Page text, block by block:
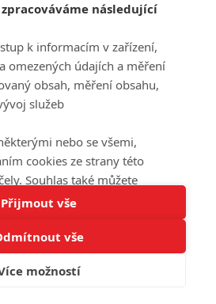
soubory cookies.
Slavík, e-mailserialy@fandimefilmu.cz
našem webu napište nám na e-mail
používání cookies |Pravidla webu
nastavení soukromí
/ All rights reserved /
Lýskova 2073/57, Stodůlky, 155
následující
k informacím v zařízení,
omezených údajích a měření
obsah, měření obsahu,
služeb
nebo se všemi,
cookies ze strany této
Souhlas také můžete
případě vám na stránce
personalizované funkce.
se budou vztahovat pouze na
Vaše nastavení a odvolání
změnit na stránce s
Přijmout vše
vše
možností